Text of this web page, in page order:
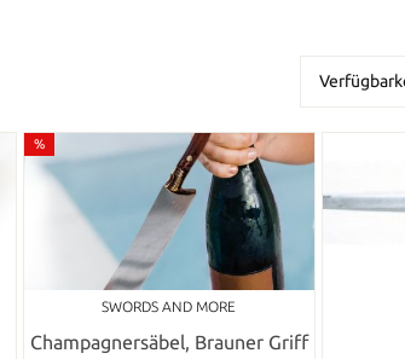
%
SWORDS AND MORE
Champagnersäbel, Brauner Griff